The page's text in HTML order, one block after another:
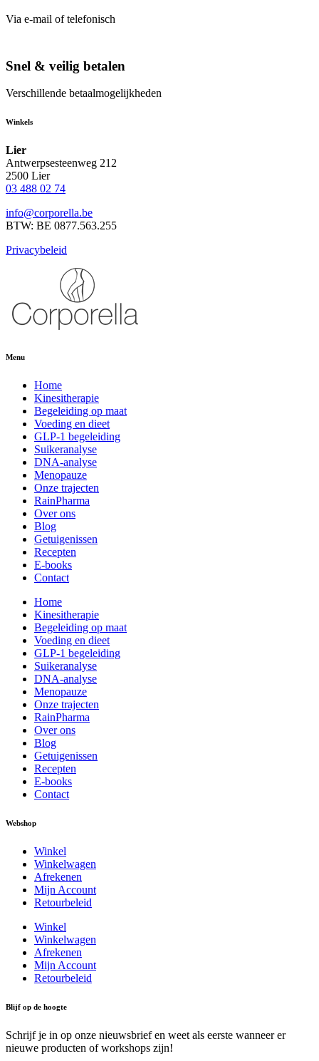
Via e-mail of telefonisch
Snel & veilig betalen
Verschillende betaalmogelijkheden
Winkels
Lier
Antwerpsesteenweg 212
2500 Lier
03 488 02 74
info@corporella.be
BTW: BE 0877.563.255
Privacybeleid
Menu
Home
Kinesitherapie
Begeleiding op maat
Voeding en dieet
GLP-1 begeleiding
Suikeranalyse
DNA-analyse
Menopauze
Onze trajecten
RainPharma
Over ons
Blog
Getuigenissen
Recepten
E-books
Contact
Home
Kinesitherapie
Begeleiding op maat
Voeding en dieet
GLP-1 begeleiding
Suikeranalyse
DNA-analyse
Menopauze
Onze trajecten
RainPharma
Over ons
Blog
Getuigenissen
Recepten
E-books
Contact
Webshop
Winkel
Winkelwagen
Afrekenen
Mijn Account
Retourbeleid
Winkel
Winkelwagen
Afrekenen
Mijn Account
Retourbeleid
Blijf op de hoogte
Schrijf je in op onze nieuwsbrief en weet als eerste wanneer er
nieuwe producten of workshops zijn!